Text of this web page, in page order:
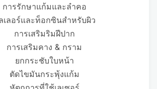
การรักษาแก้มและลำคอ
เลอร์และท็อกซินสำหรับผิว
การเสริมริมฝีปาก
การเสริมคาง & กราม
ยกกระชับใบหน้า
ตัดไขมันกระพุ้งแก้ม